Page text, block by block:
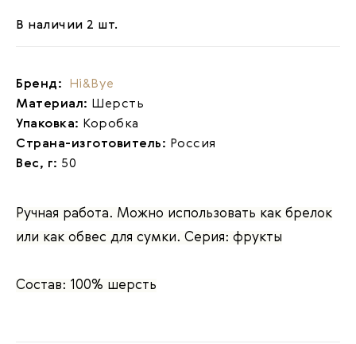
В наличии 2 шт.
Бренд: Hi&Bye
Материал: Шерсть
Упаковка: Коробка
Страна-изготовитель: Россия
Вес, г: 50
Ручная работа. Можно использовать как брелок
или как обвес для сумки. Серия: фрукты
Состав: 100% шерсть